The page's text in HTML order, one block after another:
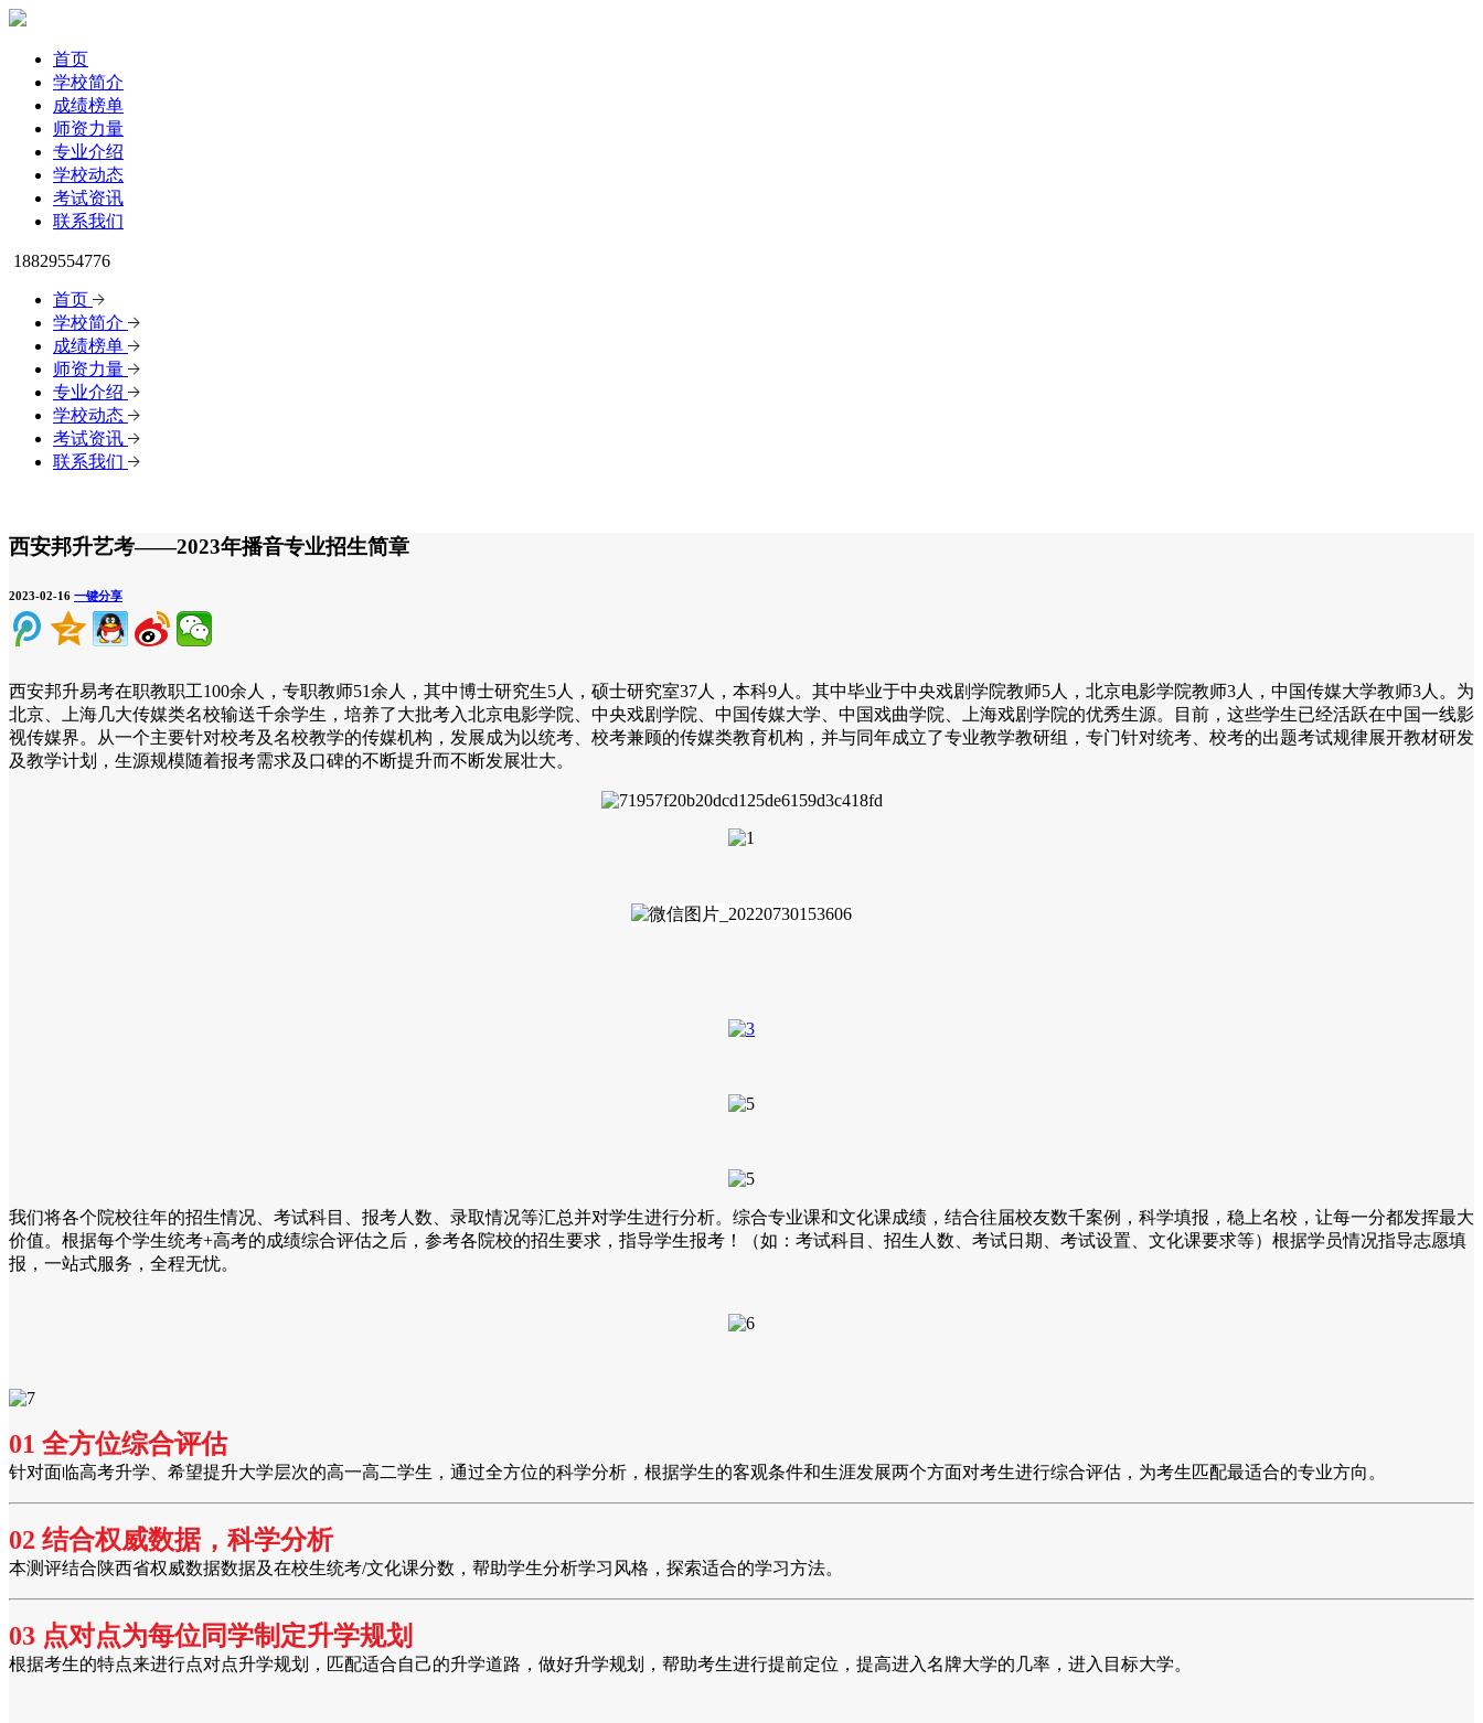
首页
学校简介
成绩榜单
师资力量
专业介绍
学校动态
考试资讯
联系我们
18829554776
首页
学校简介
成绩榜单
师资力量
专业介绍
学校动态
考试资讯
联系我们
西安邦升艺考——2023年播音专业招生简章
2023-02-16 一键分享
西安邦升易考在职教职工100余人，专职教师51余人，其中博士研究生5人，硕士研究室37人，本科9人。其中毕业于中央戏剧学院教师5人，北京电影学院教师3人，中国传媒大学教师3人。为
北京、上海几大传媒类名校输送千余学生，培养了大批考入北京电影学院、中央戏剧学院、中国传媒大学、中国戏曲学院、上海戏剧学院的优秀生源。目前，这些学生已经活跃在中国一线影
视传媒界。从一个主要针对校考及名校教学的传媒机构，发展成为以统考、校考兼顾的传媒类教育机构，并与同年成立了专业教学教研组，专门针对统考、校考的出题考试规律展开教材研发
及教学计划，生源规模随着报考需求及口碑的不断提升而不断发展壮大。
我们将各个院校往年的招生情况、考试科目、报考人数、录取情况等汇总并对学生进行分析。综合专业课和文化课成绩，结合往届校友数千案例，科学填报，稳上名校，让每一分都发挥最大
价值。根据每个学生统考+高考的成绩综合评估之后，参考各院校的招生要求，指导学生报考！（如：考试科目、招生人数、考试日期、考试设置、文化课要求等）根据学员情况指导志愿填
报，一站式服务，全程无忧。
01 全方位综合评估
针对面临高考升学、希望提升大学层次的高一高二学生，通过全方位的科学分析，根据学生的客观条件和生涯发展两个方面对考生进行综合评估，为考生匹配最适合的专业方向。
02 结合权威数据，科学分析
本测评结合陕西省权威数据数据及在校生统考/文化课分数，帮助学生分析学习风格，探索适合的学习方法。
03 点对点为每位同学制定升学规划
根据考生的特点来进行点对点升学规划，匹配适合自己的升学道路，做好升学规划，帮助考生进行提前定位，提高进入名牌大学的几率，进入目标大学。